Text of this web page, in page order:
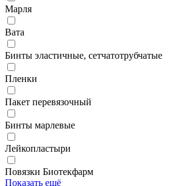
Марля
Вата
Бинты эластичные, сетчатотрубчатые
Пленки
Пакет перевязочный
Бинты марлевые
Лейкопластыри
Повязки Биотекфарм
Показать ещё